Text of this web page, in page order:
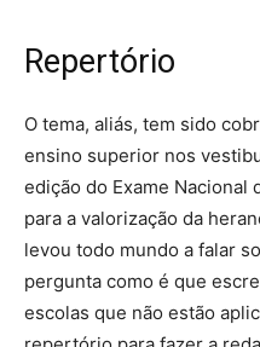
Repertório
O tema, aliás, tem sido
ensino superior nos
edição do Exame Nacional
para a valorização da
levou todo mundo a falar
pergunta como é que
escolas que não estão